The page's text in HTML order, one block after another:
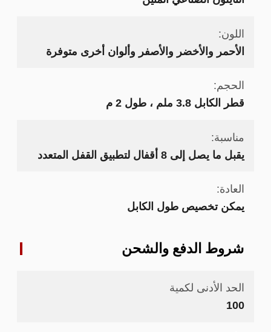
اللون:
الأحمر والأخضر والأصفر وألوان أخرى متوفرة
الحجم:
قطر الكابل 3.8 ملم ، طول 2 م
مناسبة:
يقبل ما يصل إلى 8 أقفال لتطبيق القفل المتعدد
العادة:
يمكن تخصيص طول الكابل
شروط الدفع والشحن
الحد الأدنى لكمية
100